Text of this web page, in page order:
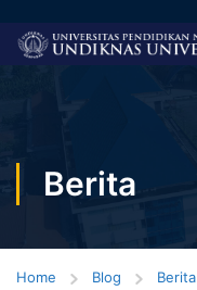
Berita
Home Blog Berita